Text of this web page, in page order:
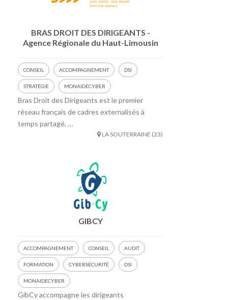
BRAS DROIT DES DIRIGEANTS -
Agence Régionale du Haut-Limousin
CONSEIL ACCOMPAGNEMENT DSI
STRATÉGIE MONAIDECYBER
Bras Droit des Dirigeants est le premier
réseau français de cadres externalisés à
temps partagé, …
LA SOUTERRAINE (23)
GIBCY
ACCOMPAGNEMENT CONSEIL AUDIT
FORMATION CYBERSÉCURITÉ DSI
MONAIDECYBER
GibCy accompagne les dirigeants